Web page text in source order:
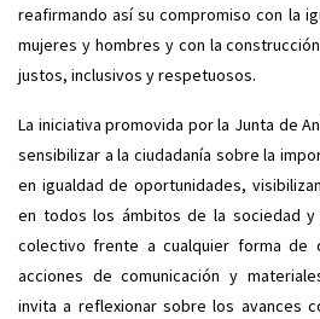
reafirmando así su compromiso con la
mujeres y hombres y con la
justos, inclusivos y respetuosos.
La iniciativa promovida por la Junta de
sensibilizar a la ciudadanía sobre la
en igualdad de oportunidades,
en todos los ámbitos de la sociedad
colectivo frente a cualquier forma de
acciones de comunicación y
invita a reflexionar sobre los avances